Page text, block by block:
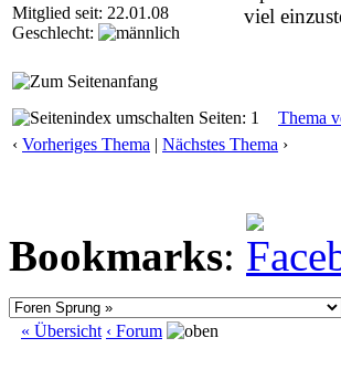
Mitglied seit: 22.01.08
Geschlecht:
viel
Seiten: 1 Thema
‹ Vorheriges Thema | Nächstes Thema ›
Bookmarks:
« Übersicht ‹ Forum